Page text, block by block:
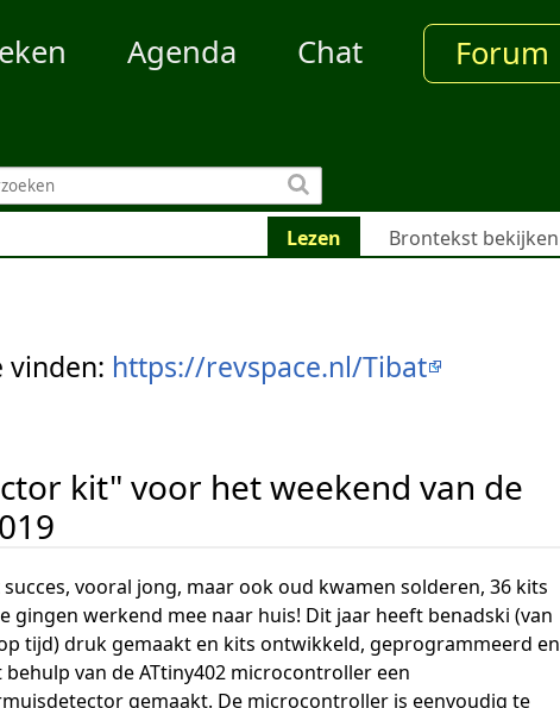
Agenda Chat Forum
Lezen Brontekst bekijken
vinden: https://revspace.nl/Tibat
kit" voor het weekend van de
vooral jong, maar ook oud kwamen solderen, 36 kits
gingen werkend mee naar huis! Dit jaar heeft benadski (van
tijd) druk gemaakt en kits ontwikkeld, geprogrammeerd en
van de ATtiny402 microcontroller een
gemaakt. De microcontroller is eenvoudig te